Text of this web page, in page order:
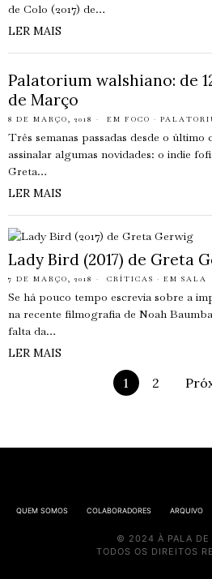
de Colo (2017) de…
LER MAIS
Palatorium walshiano: de
de Março
8 DE MARÇO, 2018 EM FOCO ·
Três semanas passadas desde o último
assinalar algumas novidades: o indie
Greta…
LER MAIS
Lady Bird (2017) de Greta
7 DE MARÇO, 2018 CRÍTICAS · EM SALA
Se há pouco tempo escrevia sobre a
na recente filmografia de Noah
falta da…
LER MAIS
1 2
QUEM SOMOS COLABORADORES ARQUIVO
© 2024 À PALA DE
TODOS OS DIREITOS